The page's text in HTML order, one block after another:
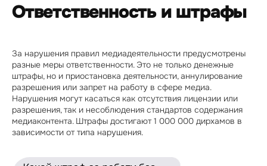
Ответственность и штрафы
За нарушения правил медиадеятельности предусмотрены
разные меры ответственности. Это не только денежные
штрафы, но и приостановка деятельности, аннулирование
разрешения или запрет на работу в сфере медиа.
Нарушения могут касаться как отсутствия лицензии или
разрешения, так и несоблюдения стандартов содержания
медиаконтента. Штрафы достигают 1 000 000 дирхамов в
зависимости от типа нарушения.